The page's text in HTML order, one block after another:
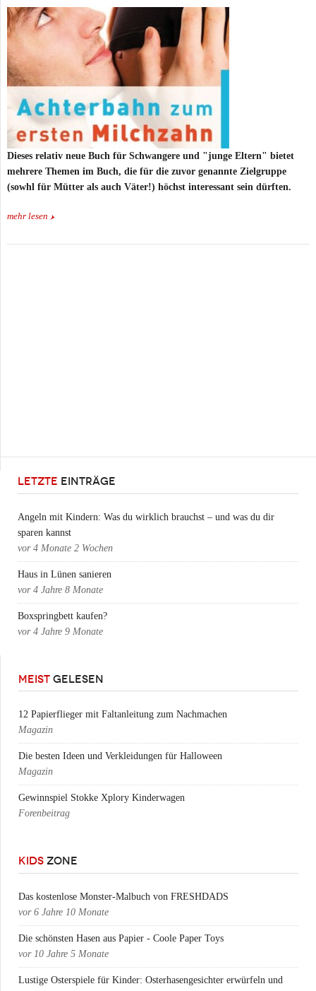
Dieses relativ neue Buch für Schwangere und "junge Eltern" bietet
mehrere Themen im Buch, die für die zuvor genannte Zielgruppe
(sowhl für Mütter als auch Väter!) höchst interessant sein dürften.
mehr lesen
LETZTE EINTRÄGE
Angeln mit Kindern: Was du wirklich brauchst – und was du dir
sparen kannst
vor 4 Monate 2 Wochen
Haus in Lünen sanieren
vor 4 Jahre 8 Monate
Boxspringbett kaufen?
vor 4 Jahre 9 Monate
MEIST GELESEN
12 Papierflieger mit Faltanleitung zum Nachmachen
Magazin
Die besten Ideen und Verkleidungen für Halloween
Magazin
Gewinnspiel Stokke Xplory Kinderwagen
Forenbeitrag
KIDS ZONE
Das kostenlose Monster-Malbuch von FRESHDADS
vor 6 Jahre 10 Monate
Die schönsten Hasen aus Papier - Coole Paper Toys
vor 10 Jahre 5 Monate
Lustige Osterspiele für Kinder: Osterhasengesichter erwürfeln und